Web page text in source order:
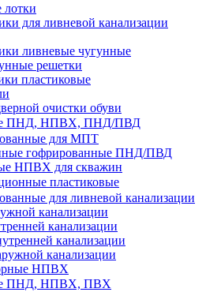
лотки
для ливневой канализации
ливневые чугунные
решетки
пластиковые
очистки обуви
ПНД, НПВХ, ПНД/ПВД
для МПТ
гофрированные ПНД/ПВД
НПВХ для скважин
пластиковые
для ливневой канализации
канализации
канализации
канализации
канализации
НПВХ
ПНД, НПВХ, ПВХ